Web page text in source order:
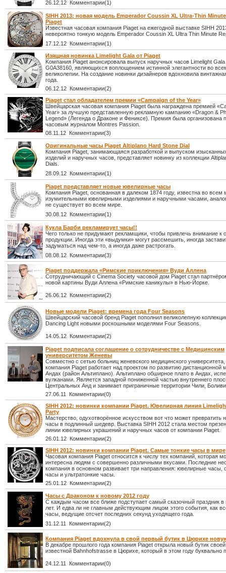
26.12.12 Комментарии(1)
SIHH 2013: новая модель Emperador Coussin XL Ultra-Thin
Piaget
Известная часовая компания Piaget на ежегодной выставке SIHH
невероятно тонкую модель Emperador Coussin XL Ultra Thin Minute
17.12.12 Комментарии(1)
Изящная новинка Limelight Gala от Piaget
Kомпания Piaget анонсировала выпуск наручных часов Limelight
G0A38160, являющихся воплощением истинной элегантности во
великолепии. На создание новинки дизайнеров вдохновила
года.
06.12.12 Комментарии(2)
Piaget стал обладателем премии «Campaign of the Year»
Швейцарская часовая компания Piaget была награждена премией
Year» за лучшую представленную рекламную кампанию «Dragon &
Legend» (Легенда о Драконе и Фениксе). Премия была организована
часовым журналом Montres Passion.
08.11.12 Комментарии(3)
Оригинальные часы Piaget Altiplano Hard Stone Dial
Компания Piaget, занимающаяся разработкой и выпуском
изделий и наручных часов, представляет новинку из коллекции
Dials.
28.09.12 Комментарии(1)
Piaget представляет новые ювелирные часы
Компания Piaget, основанная в далеком 1874 году, известна во всем
изумительными ювелирными изделиями и наручными часами,
не существует во всем мире.
30.08.12 Комментарии(1)
Кукла Барби рекламирует часы!!
Чего только не придумают рекламщики, чтобы привлечь внимание к
продукции. Иногда эти «выдумки» могут рассмешить, иногда
задуматься над чем-то, а иногда даже растрогать.
08.08.12 Комментарии(3)
Piaget поддержала «Римские приключения» Вуди Аллена
Сотрудничающий с Cinema Society часовой дом Piaget стал
новой картины Вуди Аллена «Римские каникулы» в Нью-Йорке.
26.06.12 Комментарии(2)
Новые модели Piaget: времена года Four Seasons
Швейцарский часовой бренд Piaget пополнил великолепную
Dancing Light новыми роскошными моделями Four Seasons.
14.05.12 Комментарии(2)
Piaget подписала соглашение о сотрудничестве с Медицинским
университетом Женевы
Совместно с сетью больниц женевского медицинского
компания Piaget работает над проектом по развитию дистанционной
Андах (район Альтиплано). Альтиплано обширное плато в Андах,
вулканами. Является западной пониженной частью внутреннего
Центральных Анд и занимает приграничные территории Чили,
27.06.11 Комментарии(0)
SIHH 2012: новинки компании Piaget. Ювелирная линия
Party
Мастерство, одухотворённое искусством вот что может превратить
часы в подлинный шедевр. Выставка SIHH 2012 стала местом
линии ювелирных украшений и наручных часов от компании Piaget.
26.01.12 Комментарии(2)
SIHH 2012: новинки компании Piaget. Самые тонкие часы в мире
Часовая компания Piaget относится к числу тех компаний, которая
интересна людям с совершенно различными вкусами. Последние
компания в основном развивает три направления: ювелирные часы,
часы и ультратонкие часы.
25.01.12 Комментарии(2)
Часы с Драконом к новому 2012 году
С каждым часом все ближе подступает самый сказочный праздник в
лет. И едва ли не главным действующим лицом этого события, как
часы, ведущие отсчет последних секунд уходящего года.
31.12.11 Комментарии(2)
Компания Piaget вдохнула в свой первый бутик в Цюрихе
В декабре прошлого года компания Piaget открыла новый бутик
известной Bahnhofstrasse в Цюрихе, который в этом году буквально
24.12.11 Комментарии(0)